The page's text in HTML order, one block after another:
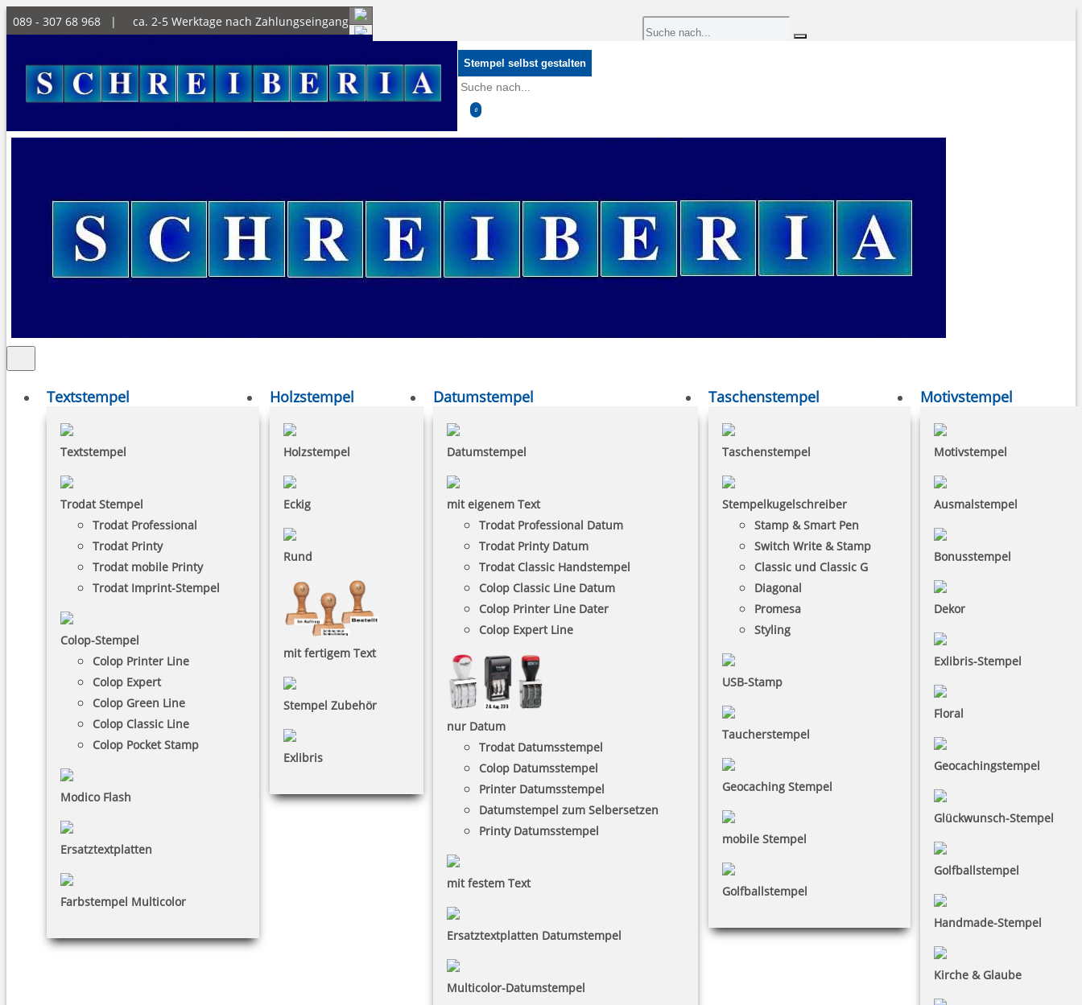
089 - 307 68 968 | ca. 2-5 Werktage nach Zahlungseingang
Stempel selbst gestalten
0
Textstempel
Textstempel
Trodat Stempel
Trodat Professional
Trodat Printy
Trodat mobile Printy
Trodat Imprint-Stempel
Colop-Stempel
Colop Printer Line
Colop Expert
Colop Green Line
Colop Classic Line
Colop Pocket Stamp
Modico Flash
Ersatztextplatten
Farbstempel Multicolor
Holzstempel
Holzstempel
Eckig
Rund
mit fertigem Text
Stempel Zubehör
Exlibris
Datumstempel
Datumstempel
mit eigenem Text
Trodat Professional Datum
Trodat Printy Datum
Trodat Classic Handstempel
Colop Classic Line Datum
Colop Printer Line Dater
Colop Expert Line
nur Datum
Trodat Datumsstempel
Colop Datumsstempel
Printer Datumsstempel
Datumstempel zum Selbersetzen
Printy Datumsstempel
mit festem Text
Ersatztextplatten Datumstempel
Multicolor-Datumstempel
Taschenstempel
Taschenstempel
Stempelkugelschreiber
Stamp & Smart Pen
Switch Write & Stamp
Classic und Classic G
Diagonal
Promesa
Styling
USB-Stamp
Taucherstempel
Geocaching Stempel
mobile Stempel
Golfballstempel
Motivstempel
Motivstempel
Ausmalstempel
Bonusstempel
Dekor
Exlibris-Stempel
Floral
Geocachingstempel
Glückwunsch-Stempel
Golfballstempel
Handmade-Stempel
Kirche & Glaube